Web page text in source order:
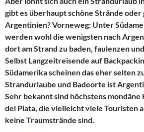
gibt es überhaupt schöne Strände
Argentinien? Vorneweg: Unter
werden wohl die wenigsten nach
dort am Strand zu baden, faulenzen
Selbst Langzeitreisende auf
Südamerika scheinen das eher selten
Strandurlaube und Badeorte ist
Sehr bekannt sind höchstens
del Plata, die vielleicht viele Touristen
keine Traumstrände sind.